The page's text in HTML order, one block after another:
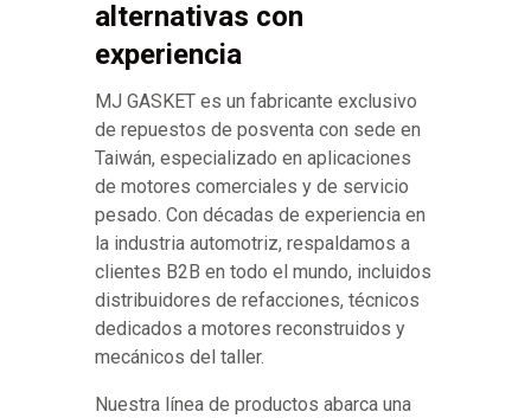
alternativas con
experiencia
MJ GASKET es un fabricante exclusivo
de repuestos de posventa con sede en
Taiwán, especializado en aplicaciones
de motores comerciales y de servicio
pesado. Con décadas de experiencia en
la industria automotriz, respaldamos a
clientes B2B en todo el mundo, incluidos
distribuidores de refacciones, técnicos
dedicados a motores reconstruidos y
mecánicos del taller.
Nuestra línea de productos abarca una